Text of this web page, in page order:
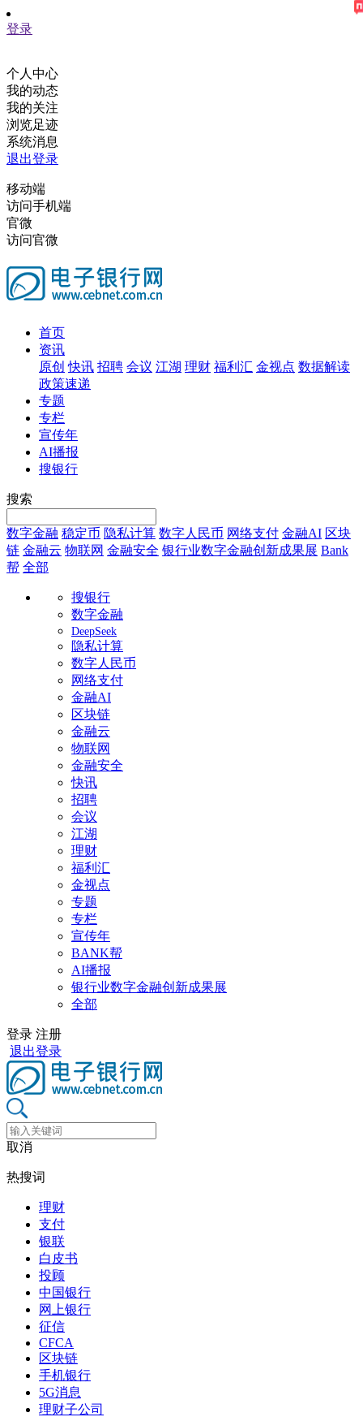
登录
个人中心
我的动态
我的关注
浏览足迹
系统消息
退出登录
移动端
访问手机端
官微
访问官微
首页
资讯
原创 快讯 招聘 会议 江湖 理财 福利汇 金视点 数据解读
政策速递
专题
专栏
宣传年
AI播报
搜银行
搜索
数字金融 稳定币 隐私计算 数字人民币 网络支付 金融AI 区块
链 金融云 物联网 金融安全 银行业数字金融创新成果展 Bank
帮 全部
搜银行
数字金融
DeepSeek
隐私计算
数字人民币
网络支付
金融AI
区块链
金融云
物联网
金融安全
快讯
招聘
会议
江湖
理财
福利汇
金视点
专题
专栏
宣传年
BANK帮
AI播报
银行业数字金融创新成果展
全部
登录 注册
退出登录
取消
热搜词
理财
支付
银联
白皮书
投顾
中国银行
网上银行
征信
CFCA
区块链
手机银行
5G消息
理财子公司